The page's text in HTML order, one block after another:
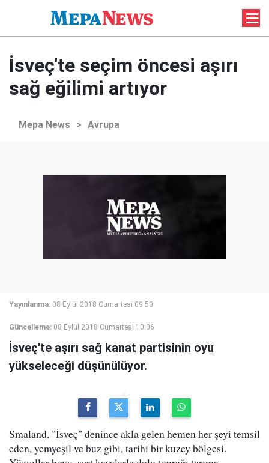
İsveç'te seçim öncesi aşırı
sağ eğilimi artıyor
Mepa News > Avrupa
Yayınlanma: 08 Eylül 2018 Cumartesi 09:50
Güncelleme: 08 Eylül 2018 Cumartesi 10:06
İsveç'te aşırı sağ kanat partisinin oyu
yükseleceği düşünülüyor.
Smaland, "İsveç" denince akla gelen hemen her şeyi temsil
eden, yemyeşil ve buz gibi, tarihi bir kuzey bölgesi.